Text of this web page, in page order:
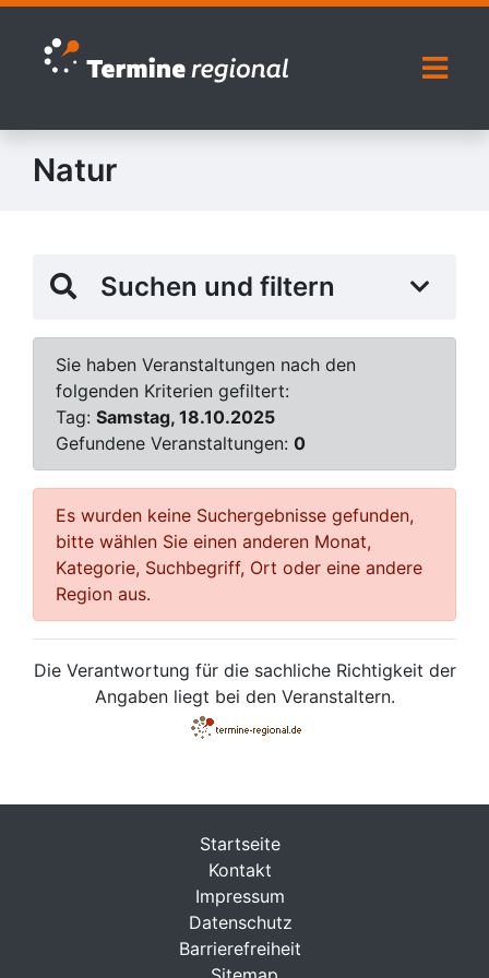
Zur Navigation springen
Zum Inhalt springen
Natur
Suchen und filtern
Sie haben Veranstaltungen nach den
folgenden Kriterien gefiltert:
Tag: Samstag, 18.10.2025
Gefundene Veranstaltungen: 0
Es wurden keine Suchergebnisse gefunden,
bitte wählen Sie einen anderen Monat,
Kategorie, Suchbegriff, Ort oder eine andere
Region aus.
Die Verantwortung für die sachliche Richtigkeit der
Angaben liegt bei den Veranstaltern.
Startseite
Kontakt
Impressum
Datenschutz
Barrierefreiheit